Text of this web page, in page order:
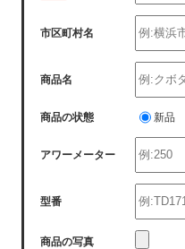
市区町村名
商品名
商品の状態 新品
アワーメーター
型番
商品の写真